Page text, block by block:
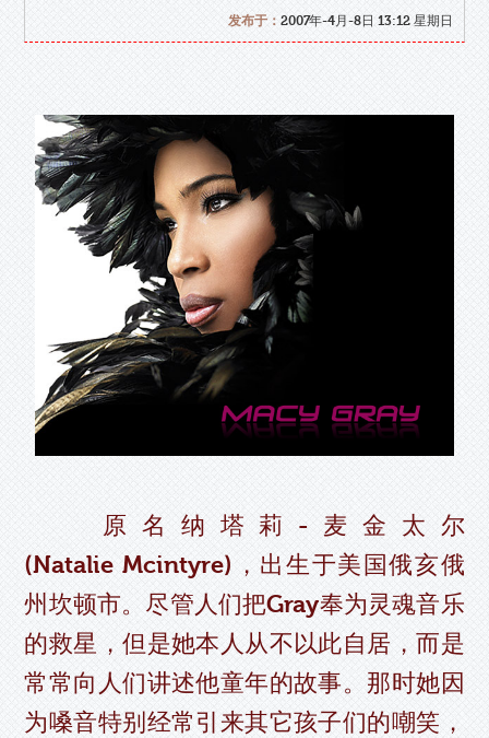
发布于： 2007年-4月-8日 13:12 星期日
原名纳塔莉-麦金太尔
(Natalie Mcintyre)，出生于美国俄亥俄
州坎顿市。尽管人们把Gray奉为灵魂音乐
的救星，但是她本人从不以此自居，而是
常常向人们讲述他童年的故事。那时她因
为嗓音特别经常引来其它孩子们的嘲笑，